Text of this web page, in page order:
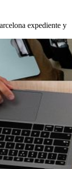
expediente y